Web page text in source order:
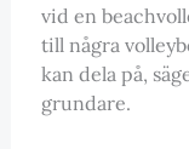
vid en
till några
kan dela på,
grundare.